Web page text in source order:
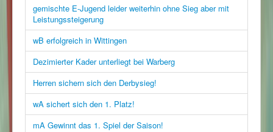
gemischte E-Jugend leider weiterhin ohne Sieg aber mit
Leistungssteigerung
wB erfolgreich in Wittingen
Dezimierter Kader unterliegt bei Warberg
Herren sichern sich den Derbysieg!
wA sichert sich den 1. Platz!
mA Gewinnt das 1. Spiel der Saison!